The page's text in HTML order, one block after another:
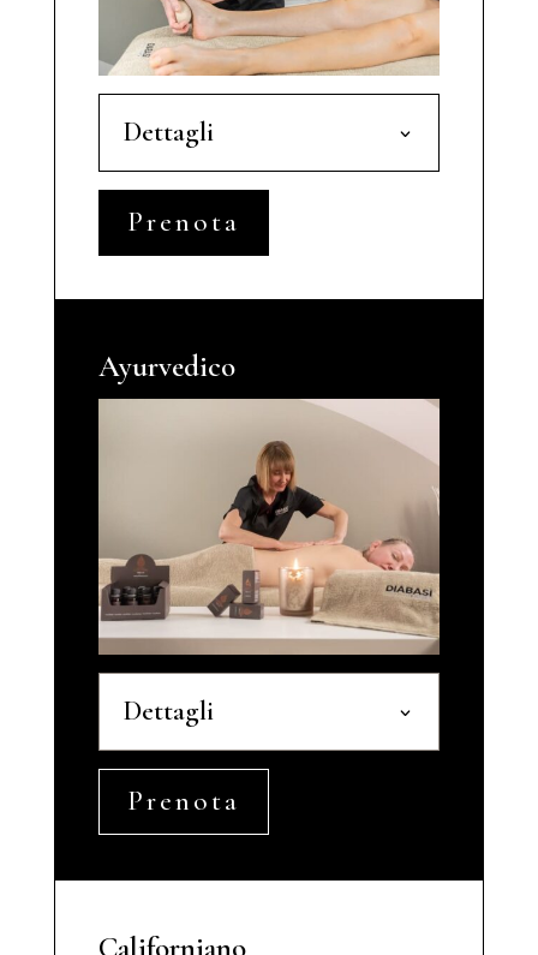
Dettagli
Prenota
Ayurvedico
Dettagli
Prenota
Californiano